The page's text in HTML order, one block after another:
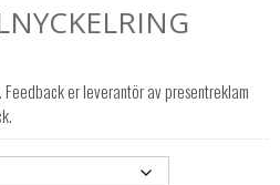
er leverantör av presentreklam